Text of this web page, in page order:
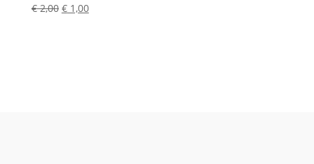
€2,00 Oorspronkelijke
€1,00Huidige